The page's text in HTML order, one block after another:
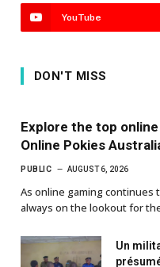
YouTube
DON'T MISS
Explore the top
Online Pokies
PUBLIC AUGUST 6, 2026
As online gaming continues
always on the lookout for
Un